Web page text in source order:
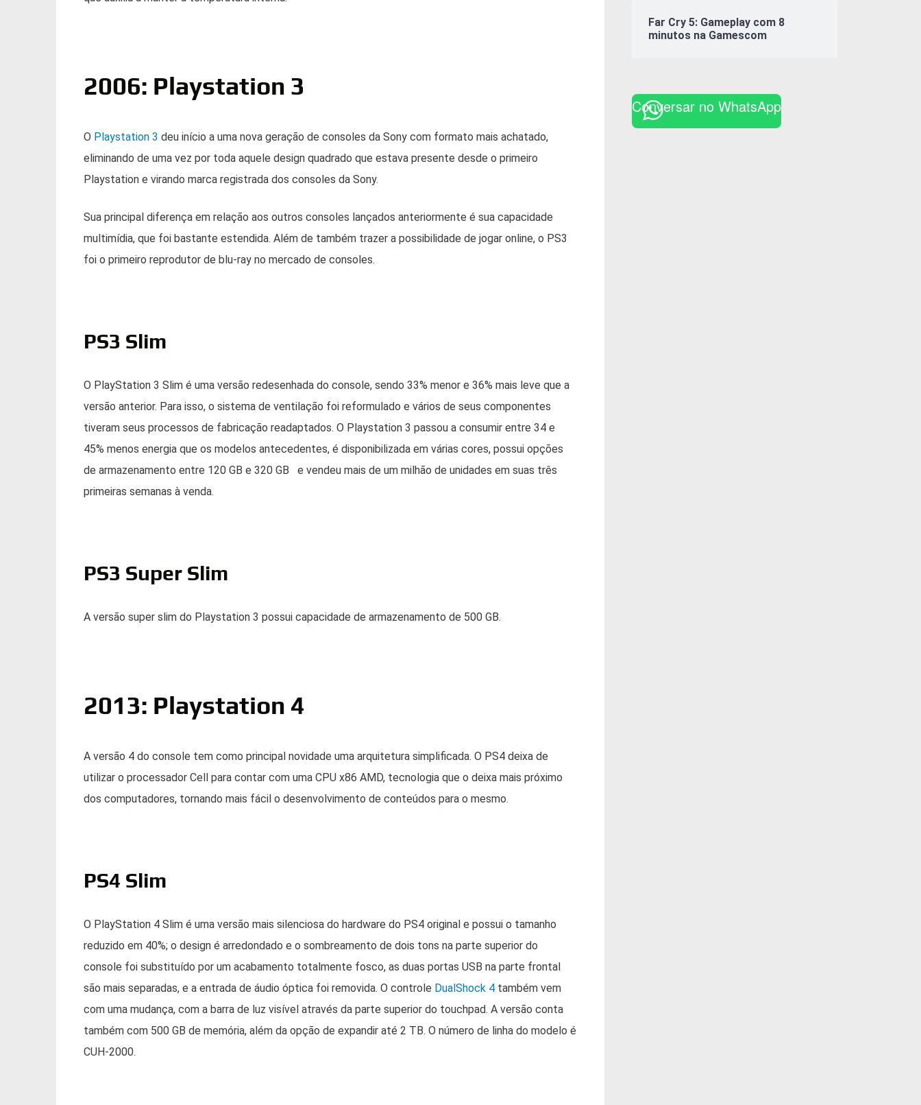
2006: Playstation 3
O Playstation 3 deu início a uma nova geração de consoles da Sony com formato mais achatado,
eliminando de uma vez por toda aquele design quadrado que estava presente desde o primeiro
Playstation e virando marca registrada dos consoles da Sony.
Sua principal diferença em relação aos outros consoles lançados anteriormente é sua capacidade
multimídia, que foi bastante estendida. Além de também trazer a possibilidade de jogar online, o PS3
foi o primeiro reprodutor de blu-ray no mercado de consoles.
PS3 Slim
O PlayStation 3 Slim é uma versão redesenhada do console, sendo 33% menor e 36% mais leve que a
versão anterior. Para isso, o sistema de ventilação foi reformulado e vários de seus componentes
tiveram seus processos de fabricação readaptados. O Playstation 3 passou a consumir entre 34 e
45% menos energia que os modelos antecedentes, é disponibilizada em várias cores, possui opções
de armazenamento entre 120 GB e 320 GB e vendeu mais de um milhão de unidades em suas três
primeiras semanas à venda.
PS3 Super Slim
A versão super slim do Playstation 3 possui capacidade de armazenamento de 500 GB.
2013: Playstation 4
A versão 4 do console tem como principal novidade uma arquitetura simplificada. O PS4 deixa de
utilizar o processador Cell para contar com uma CPU x86 AMD, tecnologia que o deixa mais próximo
dos computadores, tornando mais fácil o desenvolvimento de conteúdos para o mesmo.
PS4 Slim
O PlayStation 4 Slim é uma versão mais silenciosa do hardware do PS4 original e possui o tamanho
reduzido em 40%; o design é arredondado e o sombreamento de dois tons na parte superior do
console foi substituído por um acabamento totalmente fosco, as duas portas USB na parte frontal
são mais separadas, e a entrada de áudio óptica foi removida. O controle DualShock 4 também vem
com uma mudança, com a barra de luz visível através da parte superior do touchpad. A versão conta
também com 500 GB de memória, além da opção de expandir até 2 TB. O número de linha do modelo é
CUH-2000.
Far Cry 5: Gameplay com 8
minutos na Gamescom
Conversar no WhatsApp